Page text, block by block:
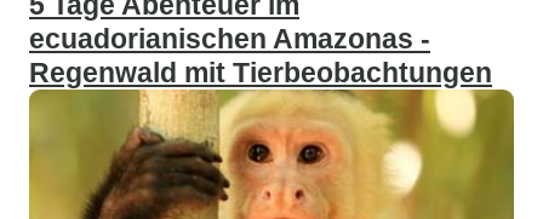
ecuadorianischen Amazonas -
Regenwald mit Tierbeobachtungen